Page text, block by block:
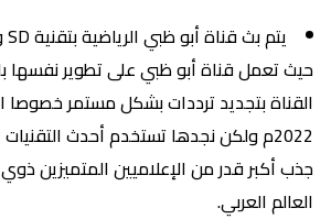
حيث تعمل قناة أبو ظبي على تطوير نفسها
القناة بتجديد ترددات بشكل مستمر خصوصا
2022م ولكن نجدها تستخدم أحدث
جذب أكبر قدر من الإعلاميين المتميزين
العالم العربي.